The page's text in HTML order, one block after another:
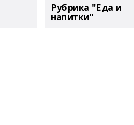
Рубрика "Еда и
напитки"